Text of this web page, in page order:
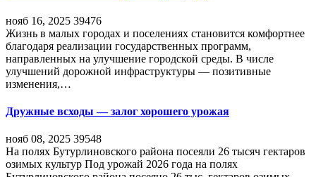
нояб 16, 2025 39476
Жизнь в малых городах и поселениях становится комфортнее
благодаря реализации государственных программ,
направленных на улучшение городской среды. В числе
улучшений дорожной инфраструктуры — позитивные
изменения,…
Дружные всходы — залог хорошего урожая
нояб 08, 2025 39548
На полях Бутурлиновского района посеяли 26 тысяч гектаров
озимых культур Под урожай 2026 года на полях